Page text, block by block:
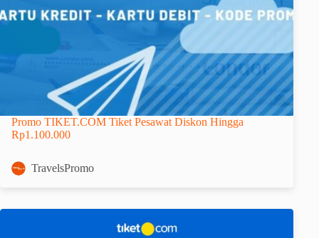
Promo TIKET.COM Tiket Pesawat Diskon Hingga
Rp1.100.000
TravelsPromo